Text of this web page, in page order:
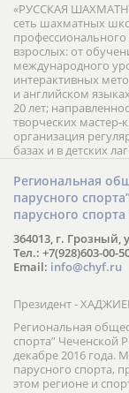
«РУССКАЯ
сеть шахматных
взрослых: от
международного
интерактивных
и английском
20 лет;
творческих мастер-
организация
базах и в детских
шахматистами;
форме вебинаров и
российских и
онлайн трансляция
Региональная
парусного
парусного
364013, г. Грозный,
Тел.: +7(928)603-00-
Email: info@chyf.ru
Президент -
Региональная
спорта” Чеченской
декабре 2016 года.
парусного спорта,
этом регионе и